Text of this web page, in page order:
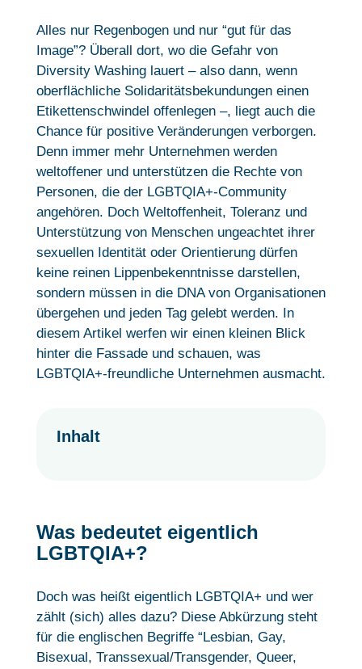
Alles nur Regenbogen und nur “gut für das
Image”? Überall dort, wo die Gefahr von
Diversity Washing lauert – also dann, wenn
oberflächliche Solidaritätsbekundungen einen
Etikettenschwindel offenlegen –, liegt auch die
Chance für positive Veränderungen verborgen.
Denn immer mehr Unternehmen werden
weltoffener und unterstützen die Rechte von
Personen, die der LGBTQIA+-Community
angehören. Doch Weltoffenheit, Toleranz und
Unterstützung von Menschen ungeachtet ihrer
sexuellen Identität oder Orientierung dürfen
keine reinen Lippenbekenntnisse darstellen,
sondern müssen in die DNA von Organisationen
übergehen und jeden Tag gelebt werden. In
diesem Artikel werfen wir einen kleinen Blick
hinter die Fassade und schauen, was
LGBTQIA+-freundliche Unternehmen ausmacht.
Inhalt
Was bedeutet eigentlich
LGBTQIA+?
Doch was heißt eigentlich LGBTQIA+ und wer
zählt (sich) alles dazu? Diese Abkürzung steht
für die englischen Begriffe “Lesbian, Gay,
Bisexual, Transsexual/Transgender, Queer,